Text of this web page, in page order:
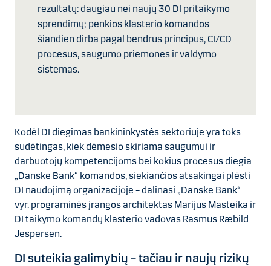
rezultatų: daugiau nei naujų 30 DI pritaikymo
sprendimų; penkios klasterio komandos
šiandien dirba pagal bendrus principus, CI/CD
procesus, saugumo priemones ir valdymo
sistemas.
Kodėl DI diegimas bankininkystės sektoriuje yra toks
sudėtingas, kiek dėmesio skiriama saugumui ir
darbuotojų kompetencijoms bei kokius procesus diegia
„Danske Bank“ komandos, siekiančios atsakingai plėsti
DI naudojimą organizacijoje – dalinasi „Danske Bank“
vyr. programinės įrangos architektas Marijus Masteika ir
DI taikymo komandų klasterio vadovas Rasmus Ræbild
Jespersen.
DI suteikia galimybių – tačiau ir naujų rizikų